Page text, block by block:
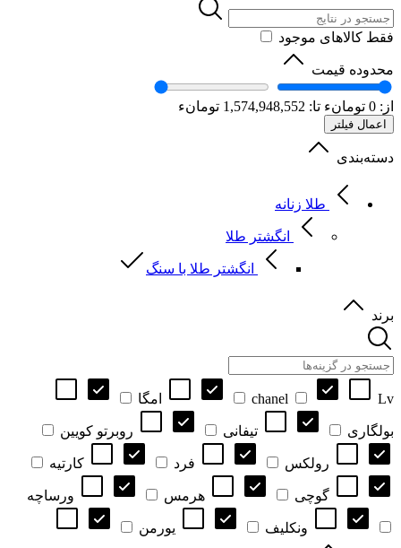
فقط کالاهای موجود
محدوده قیمت
از: 0 تومانء تا: 1,574,948,552 تومانء
اعمال فیلتر
دسته‌بندی
طلا زنانه
انگشتر طلا
انگشتر طلا با سنگ
برند
chanel Lv امگا
بولگاری تیفانی روبرتو کویین
رولکس فرد کارتیه
گوچی هرمس ورساچه
ونکلیف یورمن